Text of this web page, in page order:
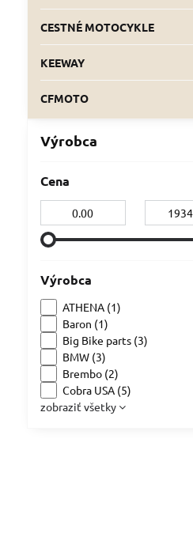
Výrobca
Cena
Výrobca
ATHENA (1)
Baron (1)
Big Bike parts (3)
BMW (3)
Brembo (2)
Cobra USA (5)
zobraziť všetky
CESTNÉ MOTOCYKLE
KEEWAY
CFMOTO